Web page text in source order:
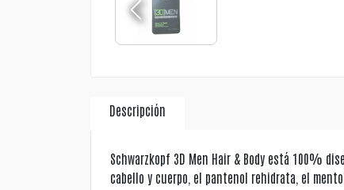
Descripción
Schwarzkopf 3D Men Hair & Body está 100%
cabello y cuerpo, el pantenol rehidrata, el